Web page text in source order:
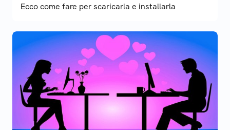
Ecco come fare per scaricarla e installarla